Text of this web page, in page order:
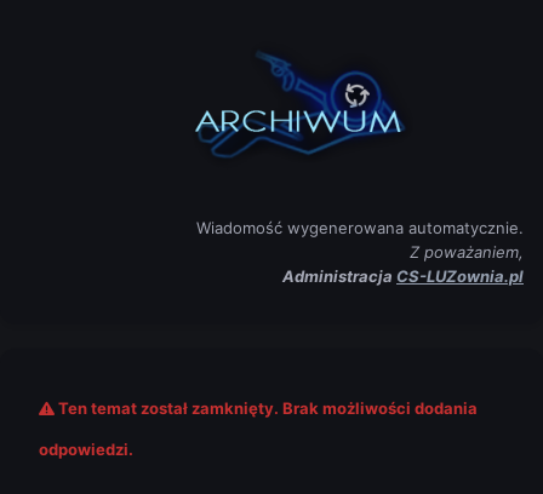
Wiadomość wygenerowana automatycznie.
Z poważaniem,
Administracja CS-LUZownia.pl
Ten temat został zamknięty. Brak możliwości dodania
odpowiedzi.